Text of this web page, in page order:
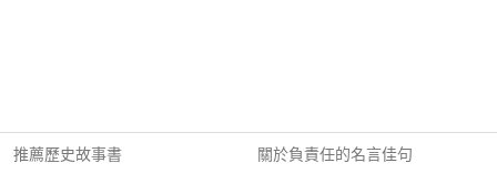
推薦歷史故事書 關於負責任的名言佳句